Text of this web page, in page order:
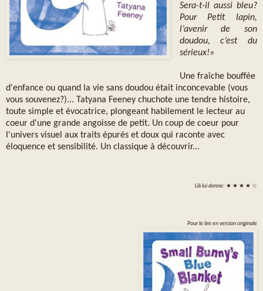
Sera-t-il aussi bleu?
Pour Petit lapin,
l’avenir de son
doudou, c’est du
sérieux!»
Une fraîche bouffée
d'enfance ou quand la vie sans doudou était inconcevable (vous
vous souvenez?)... Tatyana Feeney chuchote une tendre histoire,
toute simple et évocatrice, plongeant habilement le lecteur au
coeur d'une grande angoisse de petit. Un coup de coeur pour
l'univers visuel aux traits épurés et doux qui raconte avec
éloquence et sensibilité. Un classique à découvrir...
Lililui donne: ★ ★ ★ ★ ☆
Pour le lire en version originale